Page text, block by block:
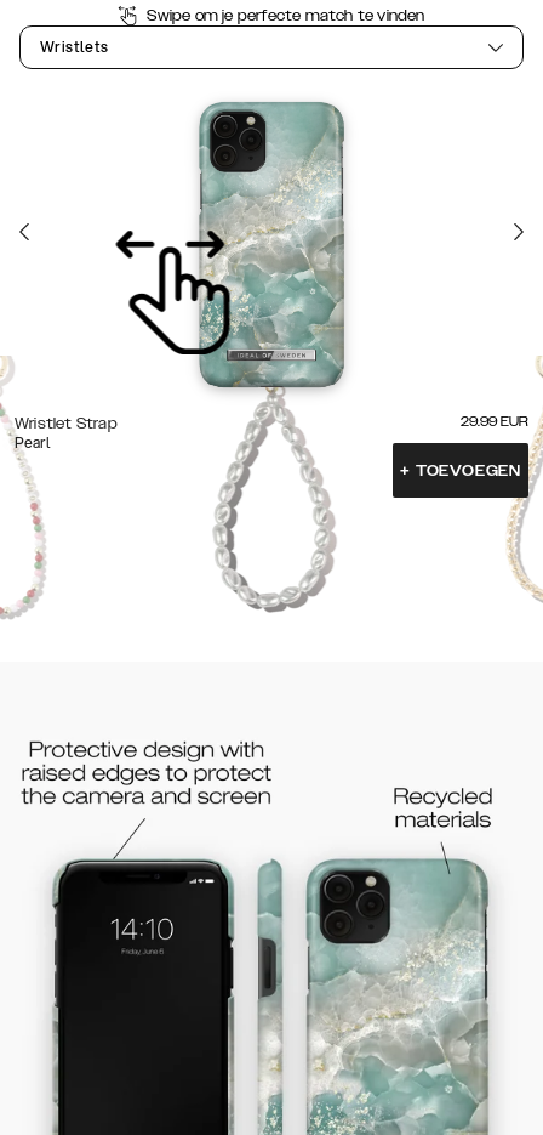
Swipe om je perfecte match te vinden
Wristlets
Wristlet Strap
Pearl
29.99 EUR
+ TOEVOEGEN